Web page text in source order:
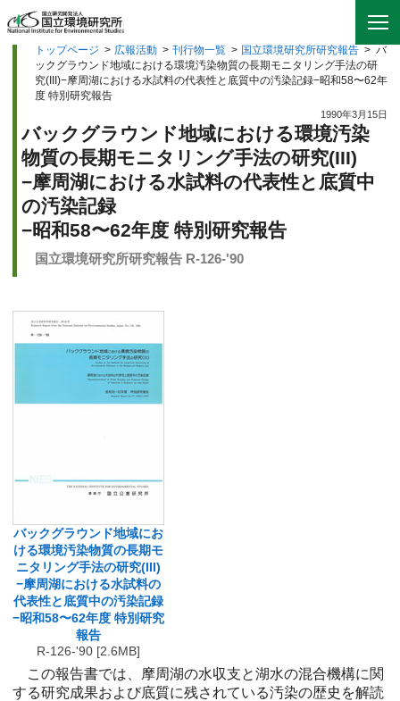
トップページ > 広報活動 > 刊行物一覧 > 国立環境研究所研究報告 > バ
ックグラウンド地域における環境汚染物質の長期モニタリング手法の研
究(III)−摩周湖における水試料の代表性と底質中の汚染記録−昭和58〜62年
度 特別研究報告
1990年3月15日
バックグラウンド地域における環境汚染
物質の長期モニタリング手法の研究(III)
−摩周湖における水試料の代表性と底質中
の汚染記録
−昭和58〜62年度 特別研究報告
国立環境研究所研究報告 R-126-'90
バックグラウンド地域にお
ける環境汚染物質の長期モ
ニタリング手法の研究(III)
−摩周湖における水試料の
代表性と底質中の汚染記録
−昭和58〜62年度 特別研究
報告
R-126-'90 [2.6MB]
この報告書では、摩周湖の水収支と湖水の混合機構に関
する研究成果および底質に残されている汚染の歴史を解読